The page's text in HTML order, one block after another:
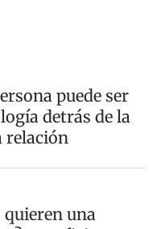
puede ser
detrás de la
relación
quieren una